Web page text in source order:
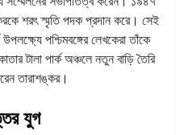
শরৎ স্মৃতি পদক প্রদান করে। সেই
পশ্চিমবঙ্গের লেখকেরা তাঁকে
টালা পার্ক অঞ্চলে নতুন বাড়ি তৈরি
তারাশঙ্কর।
যুগ